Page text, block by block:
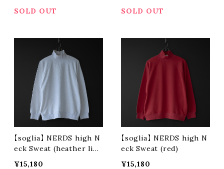
SOLD OUT
SOLD OUT
【soglia】 NERDS high N
eck Sweat (heather ligh
¥15,180
【soglia】 NERDS high N
eck Sweat (red)
¥15,180